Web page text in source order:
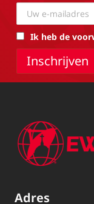
Ik heb de
Adres